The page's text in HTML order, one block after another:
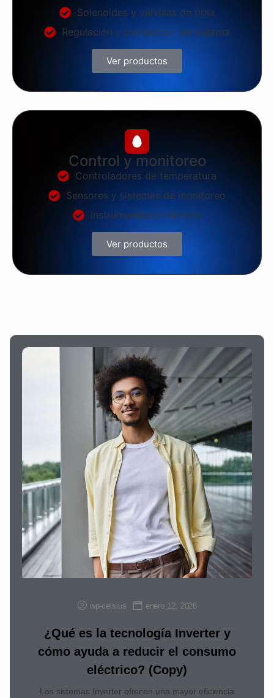
Solenoides y válvulas de bola
Regulación y protección del sistema
Ver productos
Control y monitoreo
Controladores de temperatura
Sensores y sistemas de monitoreo
Instrumentación técnica
Ver productos
wp-celsius enero 12, 2026
¿Qué es la tecnología Inverter y
cómo ayuda a reducir el consumo
eléctrico? (Copy)
Los sistemas Inverter ofrecen una mayor eficiencia